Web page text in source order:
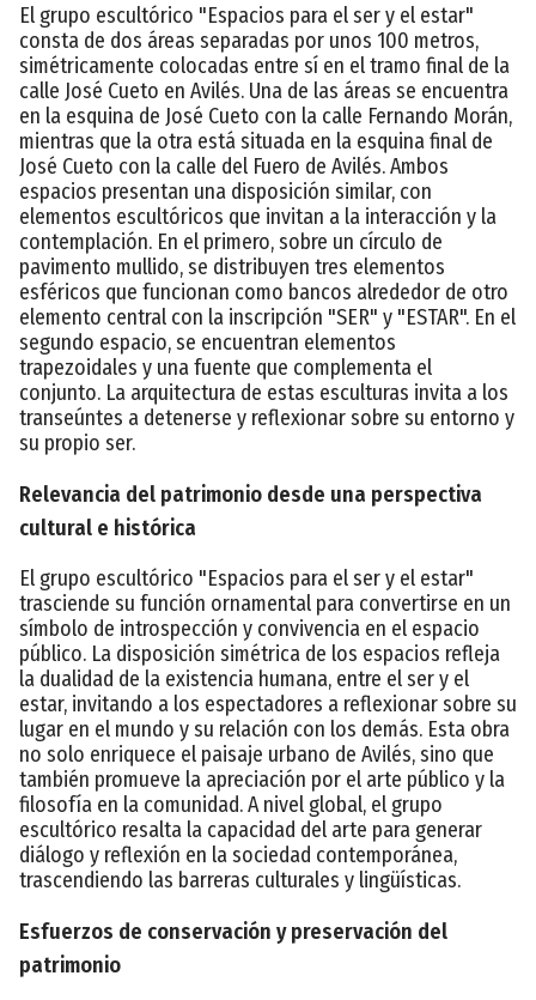
El grupo escultórico "Espacios para el ser y el estar"
consta de dos áreas separadas por unos 100 metros,
simétricamente colocadas entre sí en el tramo final de la
calle José Cueto en Avilés. Una de las áreas se encuentra
en la esquina de José Cueto con la calle Fernando Morán,
mientras que la otra está situada en la esquina final de
José Cueto con la calle del Fuero de Avilés. Ambos
espacios presentan una disposición similar, con
elementos escultóricos que invitan a la interacción y la
contemplación. En el primero, sobre un círculo de
pavimento mullido, se distribuyen tres elementos
esféricos que funcionan como bancos alrededor de otro
elemento central con la inscripción "SER" y "ESTAR". En el
segundo espacio, se encuentran elementos
trapezoidales y una fuente que complementa el
conjunto. La arquitectura de estas esculturas invita a los
transeúntes a detenerse y reflexionar sobre su entorno y
su propio ser.
Relevancia del patrimonio desde una perspectiva
cultural e histórica
El grupo escultórico "Espacios para el ser y el estar"
trasciende su función ornamental para convertirse en un
símbolo de introspección y convivencia en el espacio
público. La disposición simétrica de los espacios refleja
la dualidad de la existencia humana, entre el ser y el
estar, invitando a los espectadores a reflexionar sobre su
lugar en el mundo y su relación con los demás. Esta obra
no solo enriquece el paisaje urbano de Avilés, sino que
también promueve la apreciación por el arte público y la
filosofía en la comunidad. A nivel global, el grupo
escultórico resalta la capacidad del arte para generar
diálogo y reflexión en la sociedad contemporánea,
trascendiendo las barreras culturales y lingüísticas.
Esfuerzos de conservación y preservación del
patrimonio